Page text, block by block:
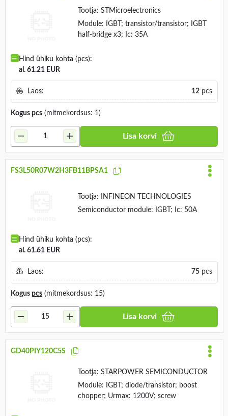
Tootja: STMicroelectronics
Module: IGBT; transistor/transistor; IGBT
half-bridge x3; Ic: 35A
Hind ühiku kohta (pcs):
al. 61.21 EUR
Laos: 12pcs
Kogus pcs(mitmekordsus: 1)
Lisa korvi
FS3L50R07W2H3FB11BPSA1
Tootja:
INFINEON TECHNOLOGIES
Semiconductor module: IGBT; Ic: 50A
Hind ühiku kohta (pcs):
al. 61.61 EUR
Laos: 75pcs
Kogus pcs(mitmekordsus: 15)
Lisa korvi
GD40PIY120C5S
Tootja: STARPOWER SEMICONDUCTOR
Module: IGBT; diode/transistor; boost
chopper; Urmax: 1200V; screw